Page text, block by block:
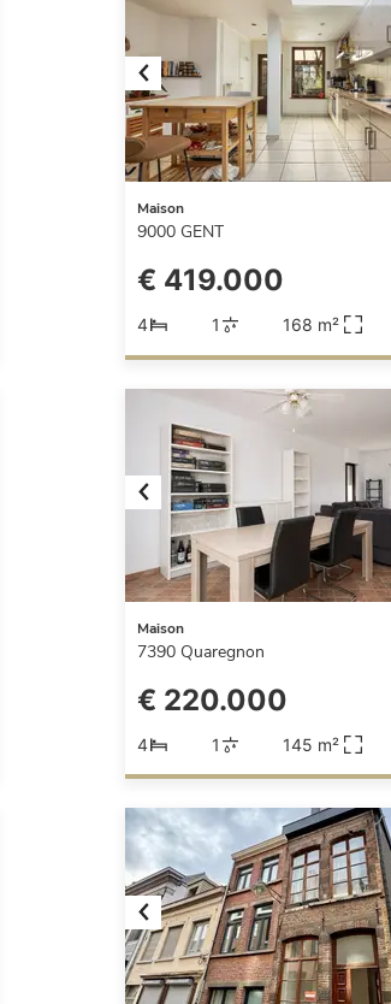
Previous
Maison
9000 GENT
€ 419.000
4 1 168 m²
Previous
Maison
7390 Quaregnon
€ 220.000
4 1 145 m²
Previous